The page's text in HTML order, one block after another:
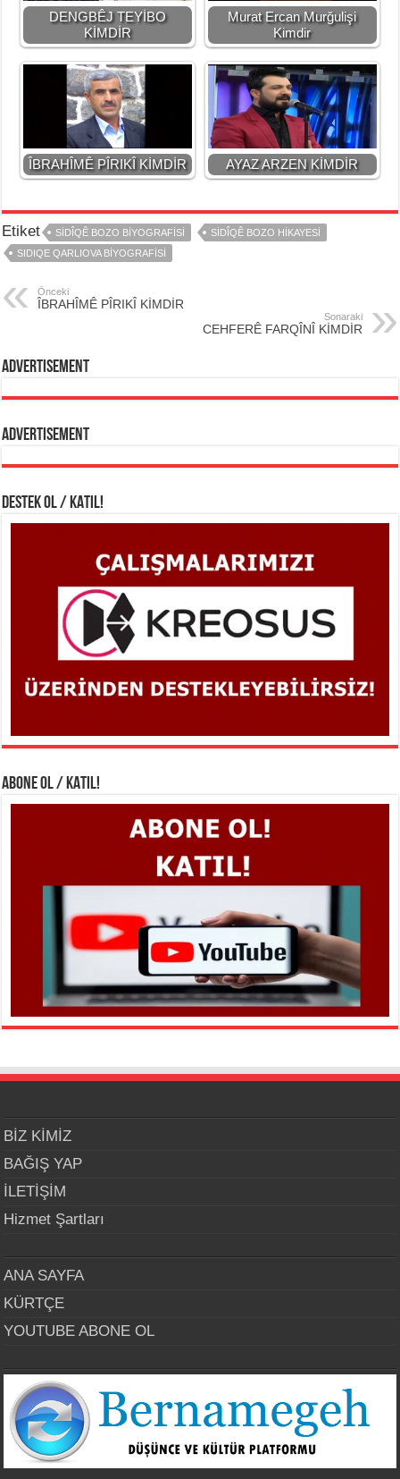
DENGBÊJ TEYİBO
KİMDİR
Murat Ercan Murğulişi
Kimdir
ÎBRAHÎMÊ PÎRIKÎ KİMDİR AYAZ ARZEN KİMDİR
Etiket SİDÎQÊ BOZO BİYOGRAFİSİ
SİDÎQÊ BOZO HİKAYESİ
SIDIQE QARLIOVA BİYOGRAFİSİ
Önceki
ÎBRAHÎMÊ PÎRIKÎ KİMDİR
Sonaraki
CEHFERÊ FARQÎNÎ KİMDİR
Advertisement
Advertisement
DESTEK OL / KATIL!
ABONE OL / KATIL!
BİZ KİMİZ
BAĞIŞ YAP
İLETİŞİM
Hizmet Şartları
ANA SAYFA
KÜRTÇE
YOUTUBE ABONE OL